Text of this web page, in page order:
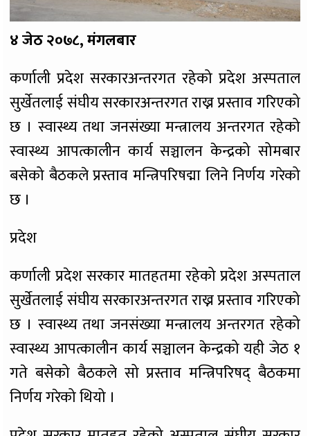
४ जेठ २०७८, मंगलबार
कर्णाली प्रदेश सरकारअन्तरगत रहेको प्रदेश अस्पताल
सुर्खेतलाई संघीय सरकारअन्तरगत राख्न प्रस्ताव गरिएको
छ । स्वास्थ्य तथा जनसंख्या मन्त्रालय अन्तरगत रहेको
स्वास्थ्य आपत्कालीन कार्य सञ्चालन केन्द्रको सोमबार
बसेको बैठकले प्रस्ताव मन्त्रिपरिषद्मा लिने निर्णय गरेको
छ ।
प्रदेश
कर्णाली प्रदेश सरकार मातहतमा रहेको प्रदेश अस्पताल
सुर्खेतलाई संघीय सरकारअन्तरगत राख्न प्रस्ताव गरिएको
छ । स्वास्थ्य तथा जनसंख्या मन्त्रालय अन्तरगत रहेको
स्वास्थ्य आपत्कालीन कार्य सञ्चालन केन्द्रको यही जेठ १
गते बसेको बैठकले सो प्रस्ताव मन्त्रिपरिषद् बैठकमा
निर्णय गरेको थियो ।